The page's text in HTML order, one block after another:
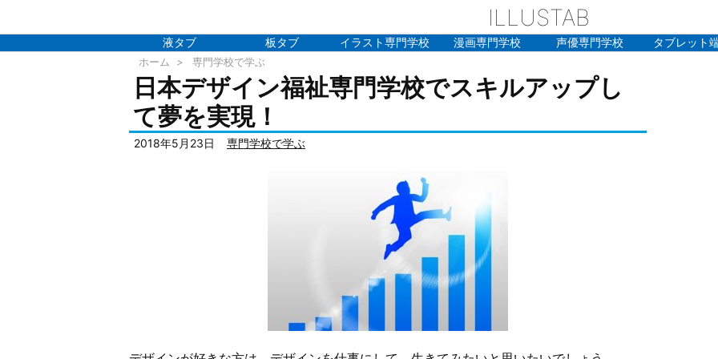
ILLUSTAB
液タブ 板タブ イラスト専門学校 漫画専門学校 声優専門学校 タブレット
ホーム > 専門学校で学ぶ
日本デザイン福祉専門学校でスキルアップし
て夢を実現！
2018年5月23日 専門学校で学ぶ